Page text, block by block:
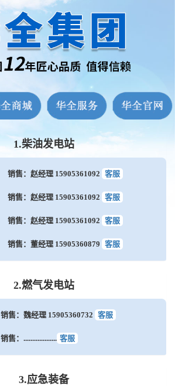
1.柴油发电站
销售：赵经理 15905361092 客服
销售：赵经理 15905361092 客服
销售：赵经理 15905361092 客服
销售：董经理 15905360879 客服
2.燃气发电站
销售：魏经理 15905360732 客服
销售：................... 客服
3.应急装备